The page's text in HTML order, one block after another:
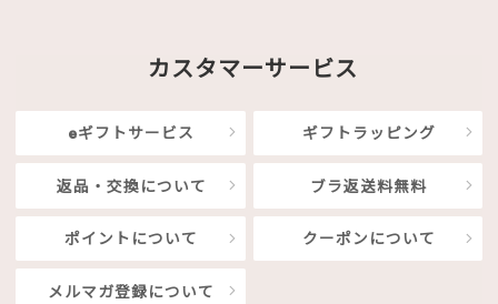
カスタマーサービス
eギフトサービス ギフトラッピング
返品・交換について ブラ返送料無料
ポイントについて クーポンについて
メルマガ登録について